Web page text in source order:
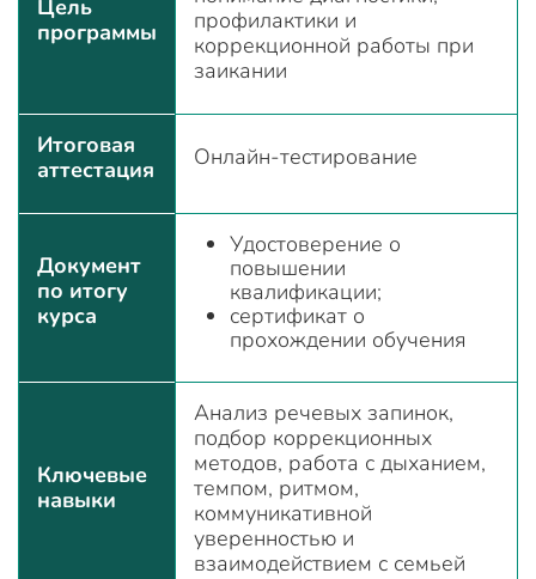
Цель
программы
профилактики и
коррекционной работы при
заикании
Итоговая
аттестация
Онлайн-тестирование
Документ
по итогу
курса
Удостоверение о
повышении
квалификации;
сертификат о
прохождении обучения
Ключевые
навыки
Анализ речевых запинок,
подбор коррекционных
методов, работа с дыханием,
темпом, ритмом,
коммуникативной
уверенностью и
взаимодействием с семьей